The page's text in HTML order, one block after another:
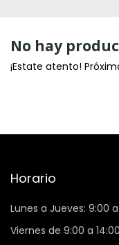
No hay
¡Estate atento!
Horario
Lunes a Jueves: 9:00
Viernes de 9:00 a